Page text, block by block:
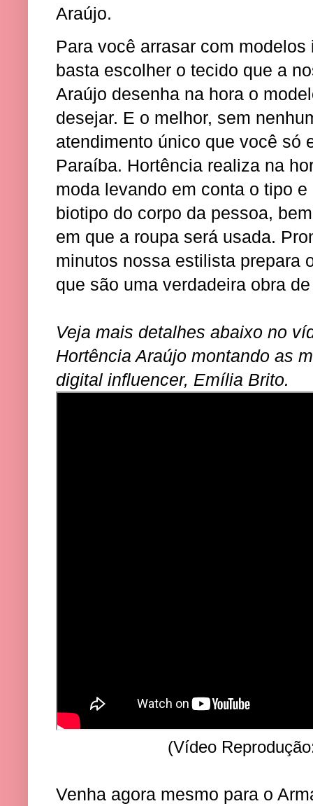
Araújo.
Para você arrasar com
basta escolher o tecido que a
Araújo desenha na hora o
desejar. E o melhor, sem
atendimento único que você só
Paraíba. Hortência realiza na
moda levando em conta o tipo
biotipo do corpo da pessoa,
em que a roupa será usada.
minutos nossa estilista prepara
que são uma verdadeira obra
Veja mais detalhes abaixo no
Hortência Araújo montando as
digital influencer, Emília Brito.
(Vídeo
Venha agora mesmo para o